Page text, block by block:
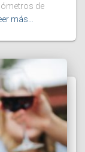
de
más…